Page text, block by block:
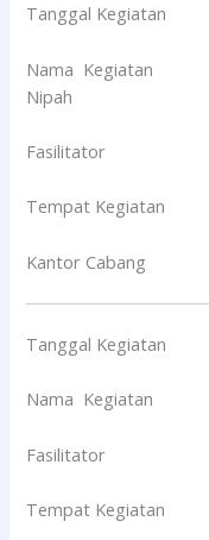
Tanggal Kegiatan :
Nama Kegiatan :
Nipah
Fasilitator :
Tempat Kegiatan :
Kantor Cabang :
Tanggal Kegiatan :
Nama Kegiatan :
Fasilitator :
Tempat Kegiatan :